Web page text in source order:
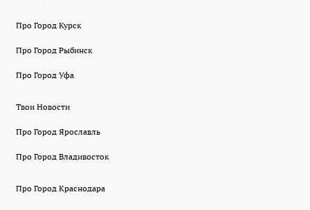
Про Город Курск
Про Город Рыбинск
Про Город Уфа
Твои Новости
Про Город Ярославль
Про Город Владивосток
Про Город Краснодара